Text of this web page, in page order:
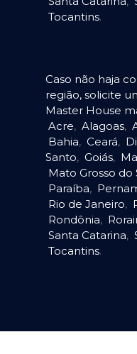
Tocantins.
Caso não haja
região, solicite
Master House
Acre, Alagoas,
Bahia, Ceará,
Santo, Goiás,
Mato Grosso do
Paraíba,
Rio de Janeiro,
Rondônia,
Santa Catarina,
Tocantins.